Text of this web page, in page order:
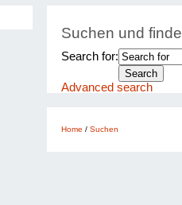
Suchen und
Search for:
Advanced search
Home / Suchen